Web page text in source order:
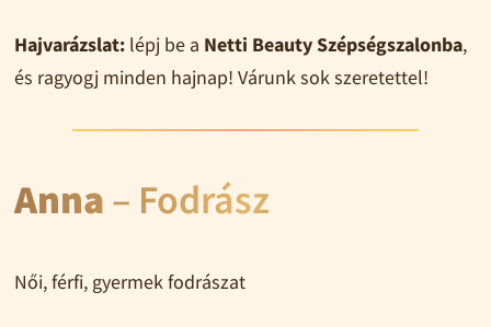
Hajvarázslat:lépj be a Netti Beauty Szépségszalonba,
és ragyogj minden hajnap! Várunk sok szeretettel!
Anna – Fodrász
Női, férfi, gyermek fodrászat